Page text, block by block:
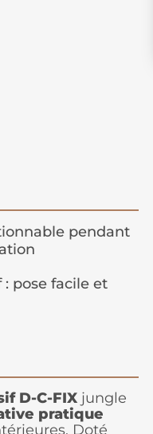
pendant
: pose facile et
D-C-FIX jungle
pratique
Doté